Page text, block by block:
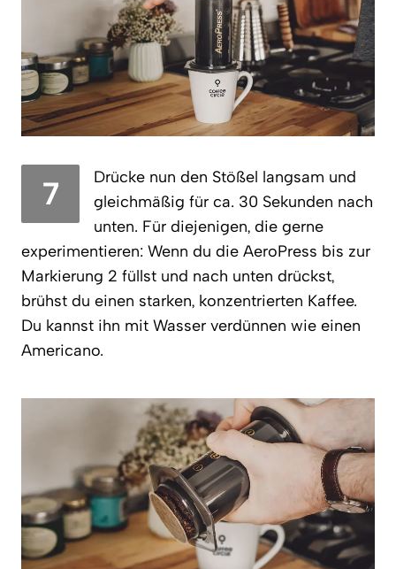
7
Drücke nun den Stößel langsam und
gleichmäßig für ca. 30 Sekunden nach
unten. Für diejenigen, die gerne
experimentieren: Wenn du die AeroPress bis zur
Markierung 2 füllst und nach unten drückst,
brühst du einen starken, konzentrierten Kaffee.
Du kannst ihn mit Wasser verdünnen wie einen
Americano.